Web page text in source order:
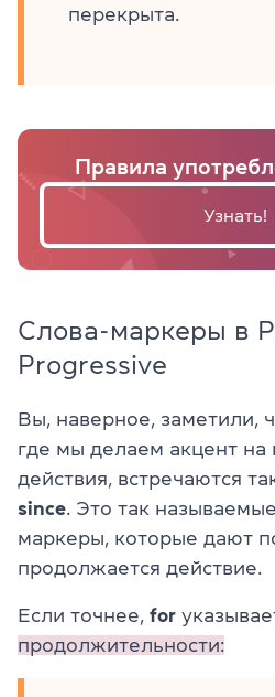
перекрыта.
Правила
Узнать!
Слова-маркеры в
Progressive
Вы, наверное, заметили,
где мы делаем акцент на
действия, встречаются
since. Это так
маркеры, которые дают
продолжается действие.
Если точнее, for
продолжительности: